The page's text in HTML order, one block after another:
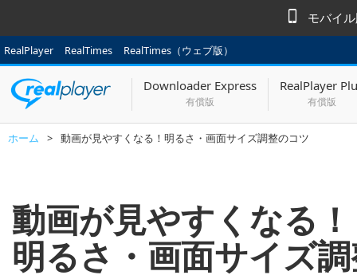
モバイ
RealPlayer RealTimes RealTimes（ウェブ版）
Downloader Express
有償版
RealPlayer
有償版
ホーム > 動画が見やすくなる！明るさ・画面サイズ調整のコツ
動画が見やすくなる！
明るさ・画面サイズ